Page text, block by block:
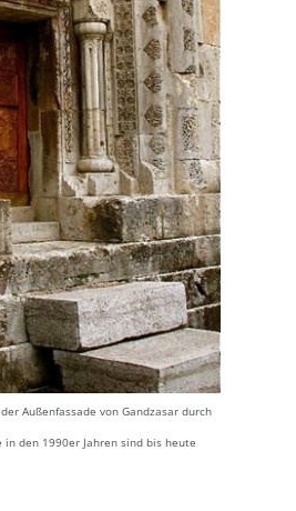
Außenfassade von Gandzasar durch
den 1990er Jahren sind bis heute